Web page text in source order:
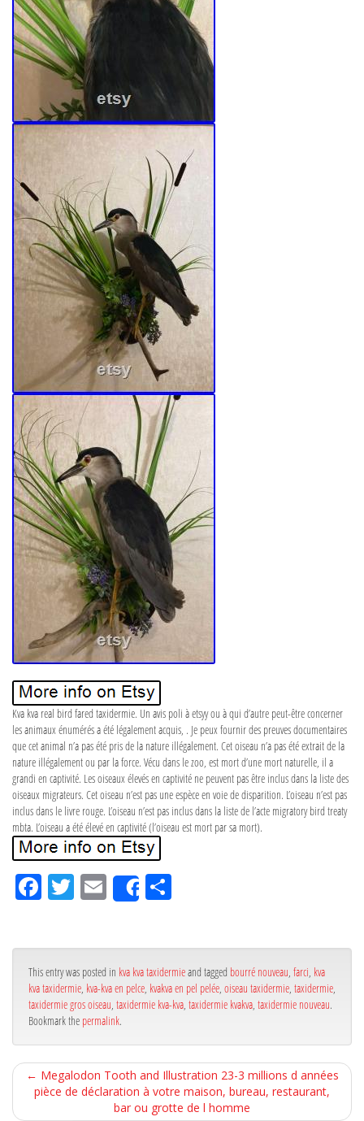
Kva kva real bird fared taxidermie. Un avis poli à etsyy ou à qui d’autre peut-être concerner
les animaux énumérés a été légalement acquis, . Je peux fournir des preuves documentaires
que cet animal n’a pas été pris de la nature illégalement. Cet oiseau n’a pas été extrait de la
nature illégalement ou par la force. Vécu dans le zoo, est mort d’une mort naturelle, il a
grandi en captivité. Les oiseaux élevés en captivité ne peuvent pas être inclus dans la liste des
oiseaux migrateurs. Cet oiseau n’est pas une espèce en voie de disparition. L’oiseau n’est pas
inclus dans le livre rouge. L’oiseau n’est pas inclus dans la liste de l’acte migratory bird treaty
mbta. L’oiseau a été élevé en captivité (l’oiseau est mort par sa mort).
Fa
ce
ok
Tw
itt
Em
ail
Share
r
This entry was posted in kva kva taxidermieand tagged bourré nouveau farci kva
kva taxidermie kva-kva en pelce kvakva en pel pelée oiseau taxidermie taxidermie
taxidermie gros oiseau taxidermie kva-kva taxidermie kvakva taxidermie nouveau.
Bookmark the permalink.
← Megalodon Tooth and Illustration 23-3 millions d années
pièce de déclaration à votre maison, bureau, restaurant,
bar ou grotte de l homme